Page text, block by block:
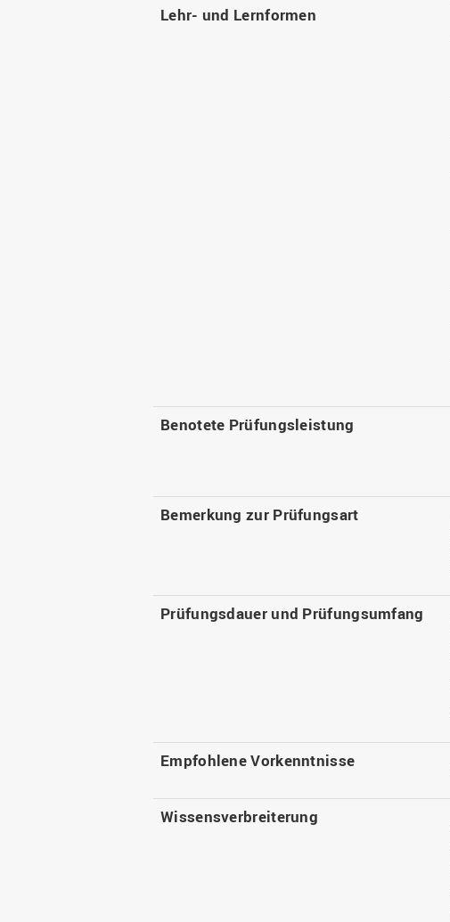
Lehr- und Lernformen
Benotete Prüfungsleistung
Bemerkung zur Prüfungsart
Prüfungsdauer und Prüfungsumfang
Empfohlene Vorkenntnisse
Wissensverbreiterung